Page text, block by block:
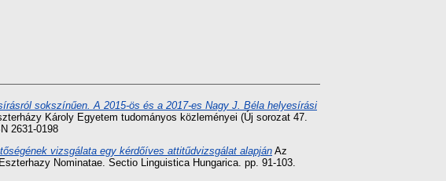
sokszínűen. A 2015-ös és a 2017-es Nagy J. Béla helyesírási
Károly Egyetem tudományos közleményei (Új sorozat 47.
2631-0198
vizsgálata egy kérdőíves attitűdvizsgálat alapján Az
Nominatae. Sectio Linguistica Hungarica. pp. 91-103.